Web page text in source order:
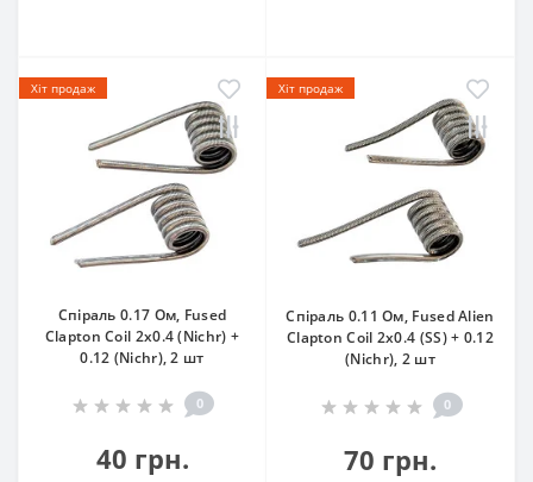
Хіт продаж
Спіраль 0.17 Oм, Fused
Clapton Coil 2х0.4 (Nichr) +
0.12 (Nichr), 2 шт
0
40 грн.
Хіт продаж
Спіраль 0.11 Oм, Fused Alien
Clapton Coil 2х0.4 (SS) + 0.12
(Nichr), 2 шт
0
70 грн.